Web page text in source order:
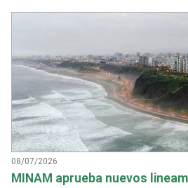
08/07/2026
MINAM aprueba nuevos